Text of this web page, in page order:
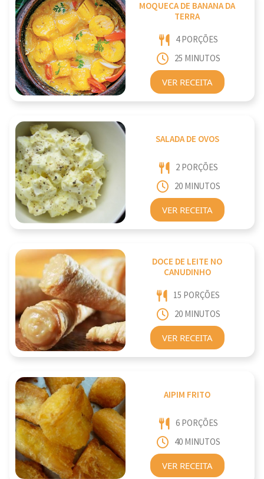
MOQUECA DE BANANA DA
TERRA
4 PORÇÕES
25 MINUTOS
VER RECEITA
SALADA DE OVOS
2 PORÇÕES
20 MINUTOS
VER RECEITA
DOCE DE LEITE NO
CANUDINHO
15 PORÇÕES
20 MINUTOS
VER RECEITA
AIPIM FRITO
6 PORÇÕES
40 MINUTOS
VER RECEITA